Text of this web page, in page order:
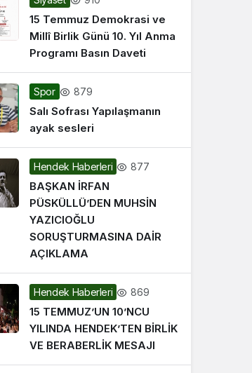
15 Temmuz Demokrasi ve
Millî Birlik Günü 10. Yıl Anma
Programı Basın Daveti
Spor 879
Salı Sofrası Yapılaşmanın
ayak sesleri
Hendek Haberleri 877
BAŞKAN İRFAN
PÜSKÜLLÜ’DEN MUHSİN
YAZICIOĞLU
SORUŞTURMASINA DAİR
AÇIKLAMA
Hendek Haberleri 869
15 TEMMUZ’UN 10’NCU
YILINDA HENDEK’TEN BİRLİK
VE BERABERLİK MESAJI